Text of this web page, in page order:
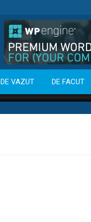
DE VAZUT DE FACUT